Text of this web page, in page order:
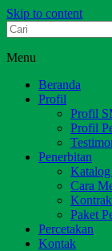
Skip to content
Dari Jambi untuk
Menu
Beranda
Profil
Profil
Profil
Penerbitan
Cara
Paket
Percetakan
Kontak